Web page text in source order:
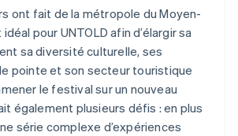
ont fait de la métropole du Moyen-
pour UNTOLD afin d’élargir sa
sa diversité culturelle, ses
pointe et son secteur touristique
le festival sur un nouveau
également plusieurs défis : en plus
série complexe d’expériences